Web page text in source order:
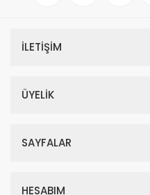
İLETİŞİM
ÜYELİK
SAYFALAR
HESABIM